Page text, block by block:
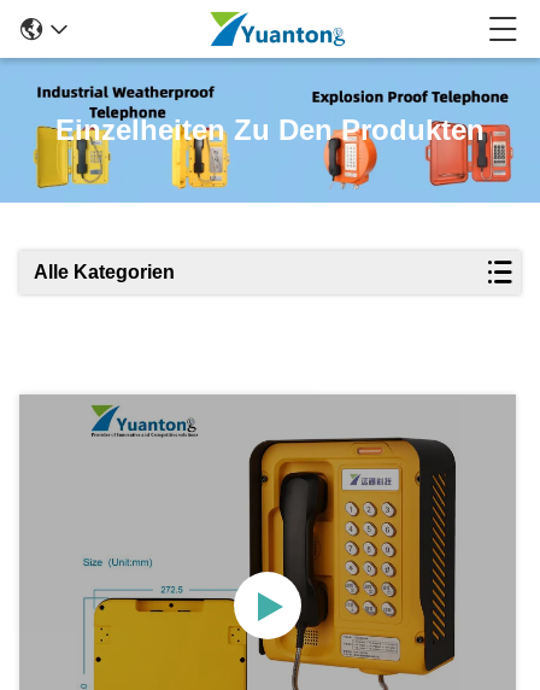
Einzelheiten Zu Den Produkten
Alle Kategorien